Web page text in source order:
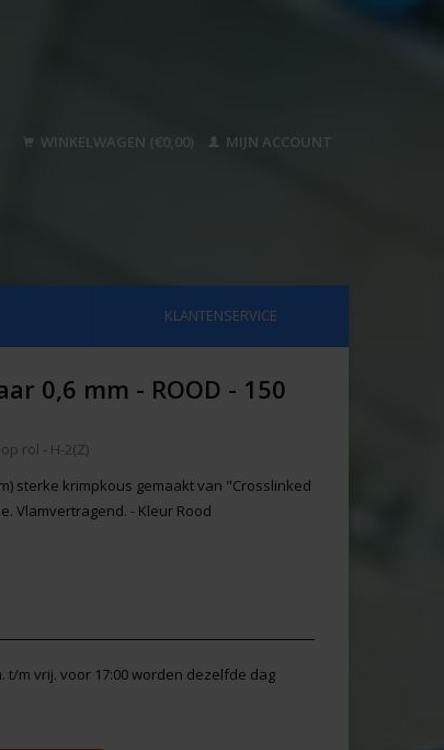
WINKELWAGEN (€0,00) MIJN ACCOUNT
KLANTENSERVICE
0,6 mm - ROOD - 150
rol - H-2(Z)
sterke krimpkous gemaakt van "Crosslinked
Vlamvertragend. - Kleur Rood
t/m vrij. voor 17:00 worden dezelfde dag